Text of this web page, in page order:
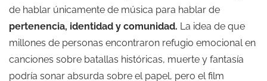
de hablar únicamente de música para hablar de
pertenencia, identidad y comunidad. La idea de que
millones de personas encontraron refugio emocional en
canciones sobre batallas históricas, muerte y fantasía
podría sonar absurda sobre el papel, pero el film